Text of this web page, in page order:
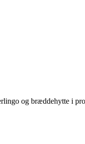
og bræddehytte i